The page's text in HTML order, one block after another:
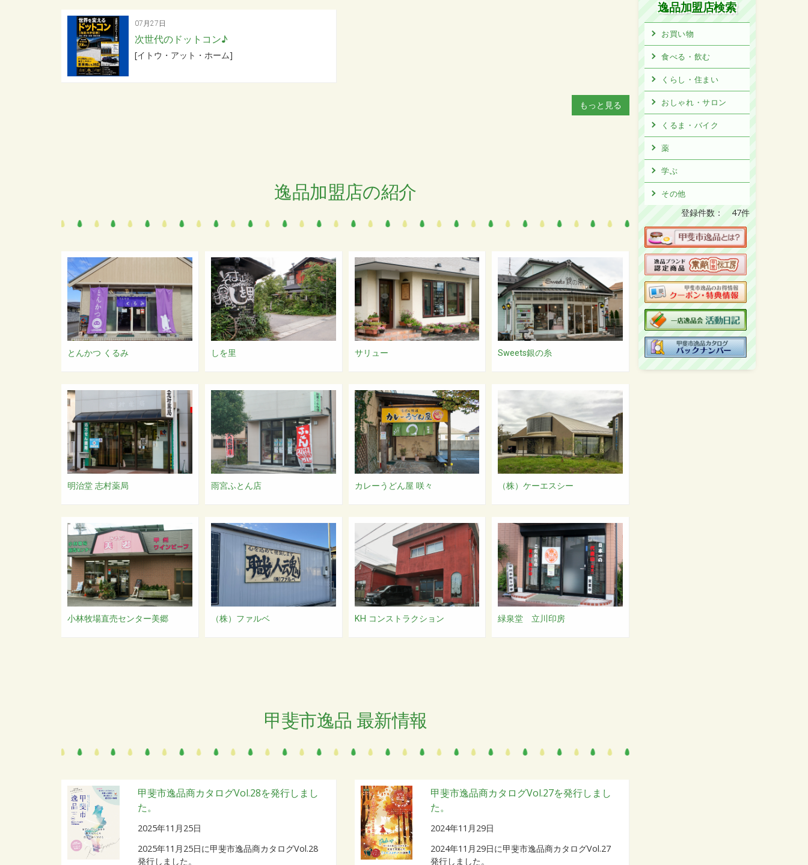
07月27日
次世代のドットコン♪
[イトウ・アット・ホーム]
もっと見る
逸品加盟店の紹介
とんかつ くるみ しを里 サリュー Sweets銀の糸
明治堂 志村薬局 雨宮ふとん店 カレーうどん屋 咲々 （株）ケーエスシー
小林牧場直売センター美郷 （株）ファルベ KH コンストラクション 緑泉堂 立川印房
甲斐市逸品 最新情報
甲斐市逸品商カタログVol.28を発行しまし
た。
2025年11月25日
2025年11月25日に甲斐市逸品商カタログVol.28
発行しました。
甲斐市逸品商カタログVol.27を発行しまし
た。
2024年11月29日
2024年11月29日に甲斐市逸品商カタログVol.27
発行しました。
逸品加盟店検索
お買い物
食べる・飲む
くらし・住まい
おしゃれ・サロン
くるま・バイク
薬
学ぶ
その他
登録件数： 47件